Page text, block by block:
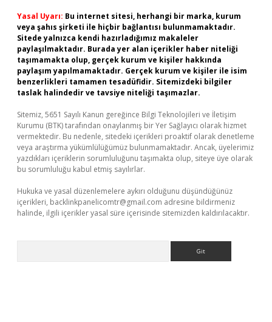
Yasal Uyarı: Bu internet sitesi, herhangi bir marka, kurum
veya şahıs şirketi ile hiçbir bağlantısı bulunmamaktadır.
Sitede yalnızca kendi hazırladığımız makaleler
paylaşılmaktadır. Burada yer alan içerikler haber niteliği
taşımamakta olup, gerçek kurum ve kişiler hakkında
paylaşım yapılmamaktadır. Gerçek kurum ve kişiler ile isim
benzerlikleri tamamen tesadüfidir. Sitemizdeki bilgiler
taslak halindedir ve tavsiye niteliği taşımazlar.
Sitemiz, 5651 Sayılı Kanun gereğince Bilgi Teknolojileri ve İletişim
Kurumu (BTK) tarafından onaylanmış bir Yer Sağlayıcı olarak hizmet
vermektedir. Bu nedenle, sitedeki içerikleri proaktif olarak denetleme
veya araştırma yükümlülüğümüz bulunmamaktadır. Ancak, üyelerimiz
yazdıkları içeriklerin sorumluluğunu taşımakta olup, siteye üye olarak
bu sorumluluğu kabul etmiş sayılırlar.
Hukuka ve yasal düzenlemelere aykırı olduğunu düşündüğünüz
içerikleri, backlinkpanelicomtr@gmail.com adresine bildirmeniz
halinde, ilgili içerikler yasal süre içerisinde sitemizden kaldırılacaktır.